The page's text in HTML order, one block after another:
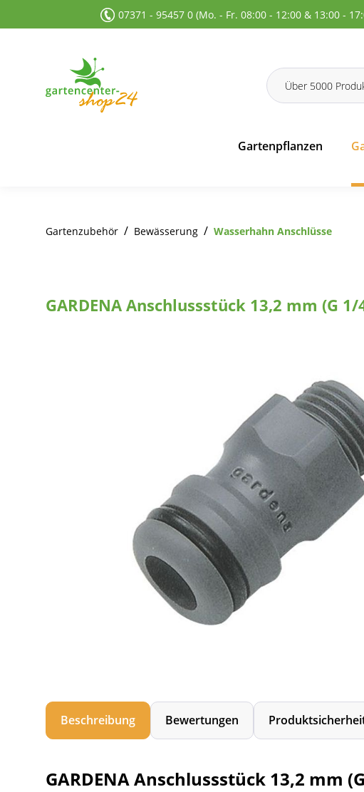
Zur Hauptnavigation springen
07371 - 95457 0 (Mo. - Fr. 08:00 - 12:00 & 13:00 -
Gartenpflanzen
Gartenzubehör / Bewässerung / Wasserhahn Anschlüsse
GARDENA Anschlussstück 13,2 mm (G
Beschreibung Bewertungen
GARDENA Anschlussstück 13,2 mm